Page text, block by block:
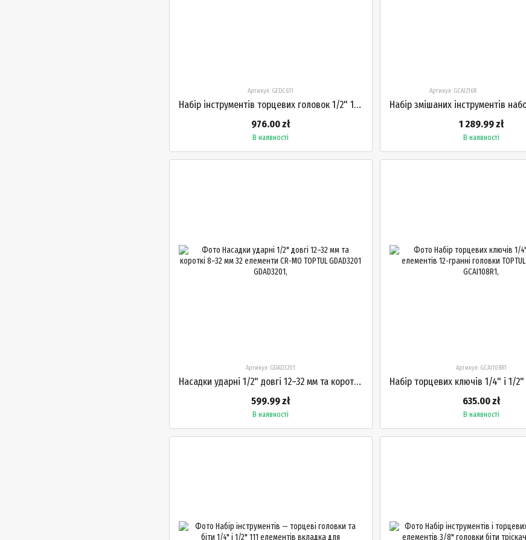
Артикул: GEDC611
Набір інструментів торцевих головок 1/2" 1/4" 3/8" 126 елементів вставка у візок TOPTUL GEDC611
976.00 zł
В наявності
Артикул: GCAI216R
1 289.99 zł
В наявності
Артикул: GDAD3201
Насадки ударні 1/2" довгі 12–32 мм та короткі 8–32 мм 32 елементи CR-MO TOPTUL GDAD3201
599.99 zł
В наявності
Артикул: GCAI108R1
635.00 zł
В наявності